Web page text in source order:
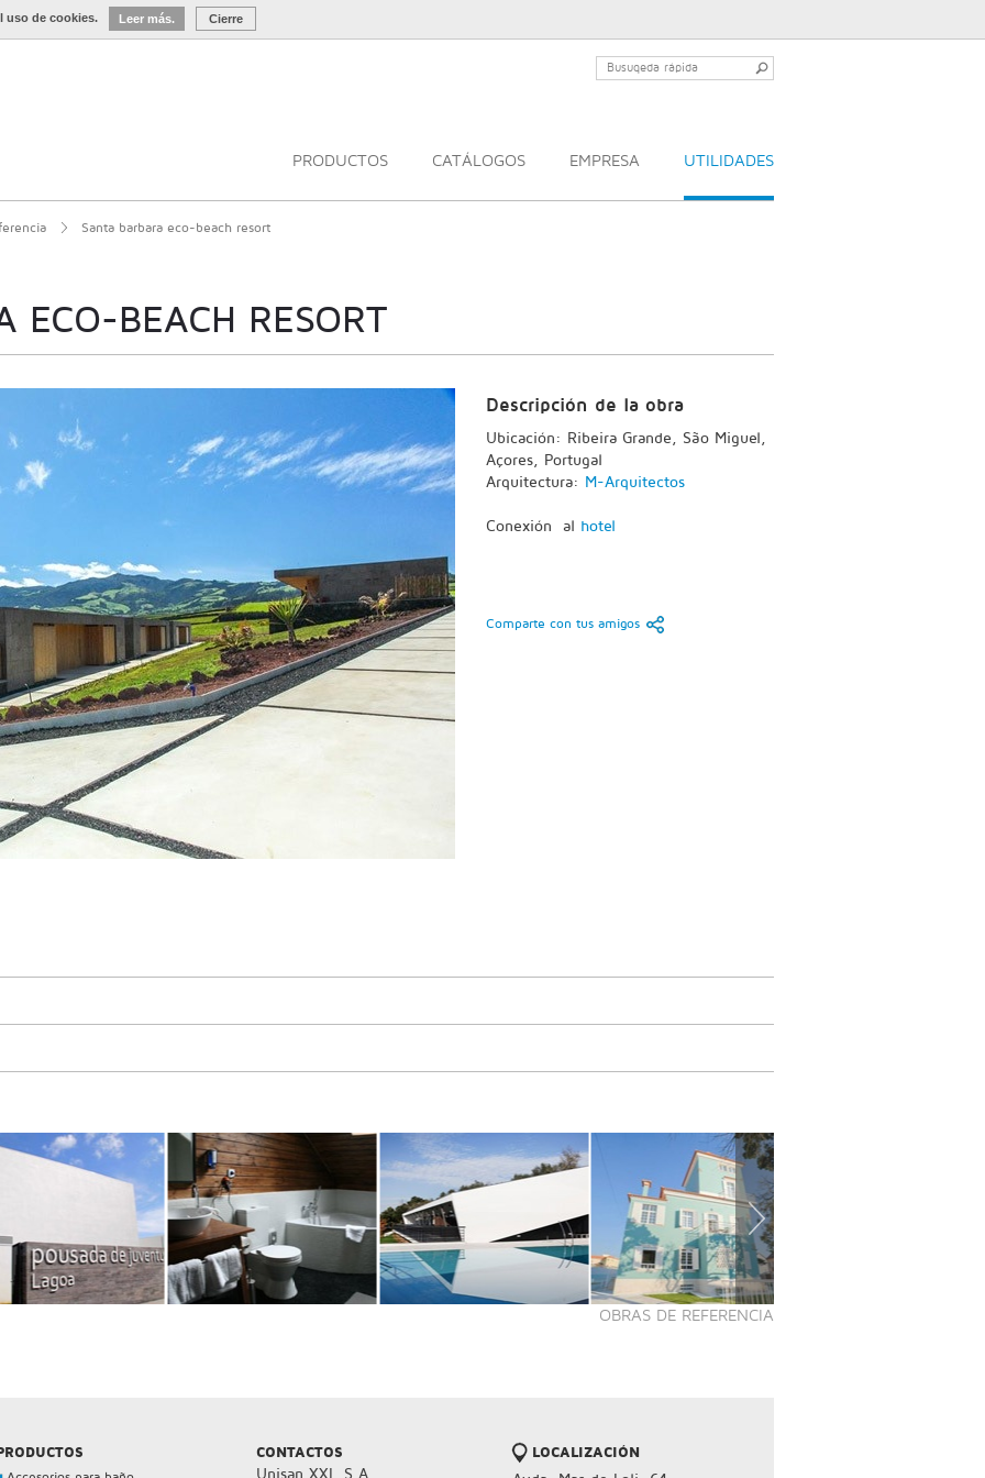
uso de cookies. Leer más. Cierre
PRODUCTOS CATÁLOGOS EMPRESA UTILIDADES
Santa barbara eco-beach resort
ECO-BEACH RESORT
Descripción de la obra
Ubicación: Ribeira Grande, São Miguel,
Açores, Portugal
Arquitectura: M-Arquitectos
Conexión al hotel
Comparte con tus amigos
OBRAS DE REFERENCIA
CONTACTOS
Unisan XXI, S.A.
LOCALIZACIÓN